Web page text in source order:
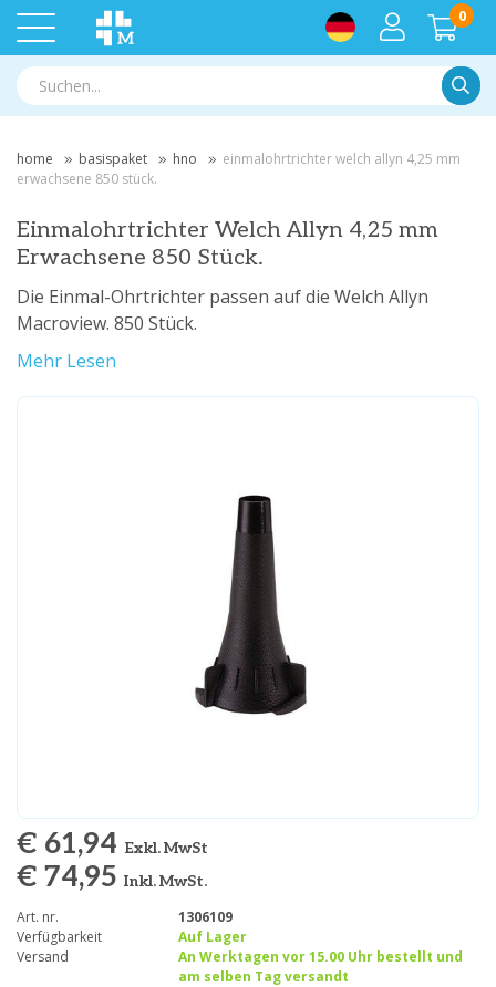
0
home basispaket hno
einmalohrtrichter welch allyn 4,25 mm
erwachsene 850 stück.
Einmalohrtrichter Welch Allyn 4,25 mm
Erwachsene 850 Stück.
Die Einmal-Ohrtrichter passen auf die Welch Allyn
Macroview. 850 Stück.
Mehr Lesen
€ 61,94 Exkl. MwSt
€ 74,95 Inkl. MwSt.
Art. nr.
1306109
Verfügbarkeit
Auf Lager
Versand
An Werktagen vor 15.00 Uhr bestellt und
am selben Tag versandt